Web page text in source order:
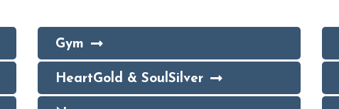
Gym
HeartGold & SoulSilver